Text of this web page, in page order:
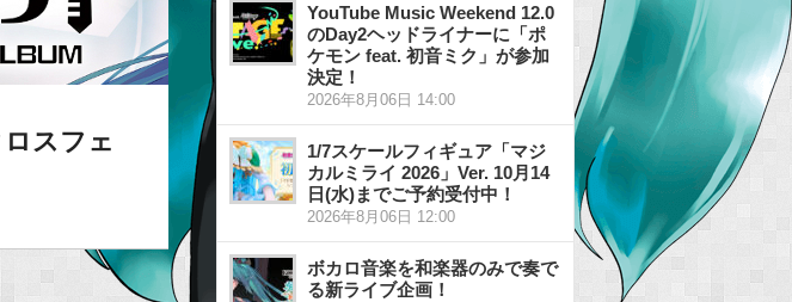
スフェ
YouTube Music Weekend 12.0
のDay2ヘッドライナーに「ポ
ケモン feat. 初音ミク」が参加
決定！
2026年8月06日 14:00
1/7スケールフィギュア「マジ
カルミライ 2026」Ver. 10月14
日(水)までご予約受付中！
2026年8月06日 12:00
ボカロ音楽を和楽器のみで奏で
る新ライブ企画！